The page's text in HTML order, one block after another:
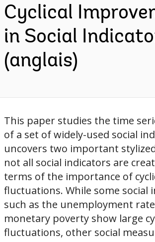
Cyclical
in Social
(anglais)
This paper studies the time
of a set of widely-used social
uncovers two important
not all social indicators are
terms of the importance of
fluctuations. While some social
such as the unemployment
monetary poverty show large
fluctuations, other social